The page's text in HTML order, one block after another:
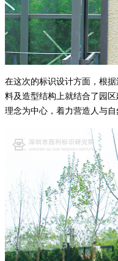
在这次的标识设计方面，根
料及造型结构上就结合了园
理念为中心，着力营造人与自